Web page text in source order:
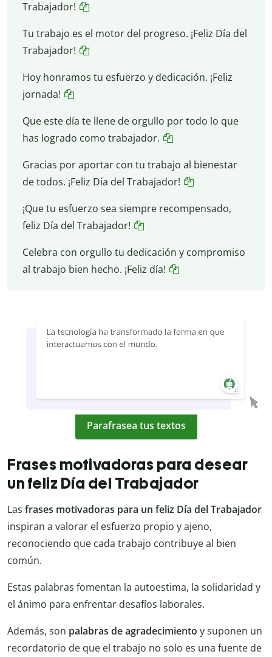
Trabajador!
Tu trabajo es el motor del progreso. ¡Feliz Día del
Trabajador!
Hoy honramos tu esfuerzo y dedicación. ¡Feliz
jornada!
Que este día te llene de orgullo por todo lo que
has logrado como trabajador.
Gracias por aportar con tu trabajo al bienestar
de todos. ¡Feliz Día del Trabajador!
¡Que tu esfuerzo sea siempre recompensado,
feliz Día del Trabajador!
Celebra con orgullo tu dedicación y compromiso
al trabajo bien hecho. ¡Feliz día!
Parafrasea tus textos
Frases motivadoras para desear
un feliz Día del Trabajador
Las frases motivadoras para un feliz Día del Trabajador
inspiran a valorar el esfuerzo propio y ajeno,
reconociendo que cada trabajo contribuye al bien
común.
Estas palabras fomentan la autoestima, la solidaridad y
el ánimo para enfrentar desafíos laborales.
Además, son palabras de agradecimiento y suponen un
recordatorio de que el trabajo no solo es una fuente de